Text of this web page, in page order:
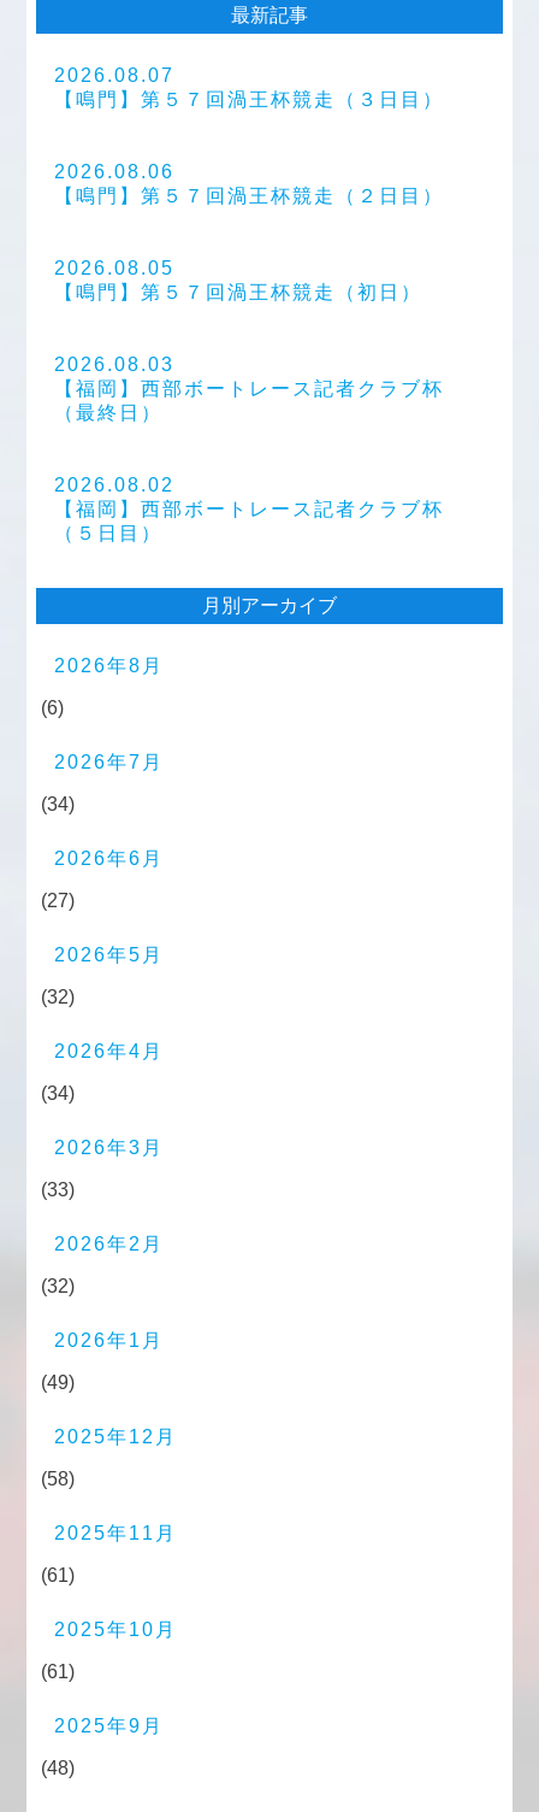
最新記事
2026.08.07
【鳴門】第５７回渦王杯競走（３日目）
2026.08.06
【鳴門】第５７回渦王杯競走（２日目）
2026.08.05
【鳴門】第５７回渦王杯競走（初日）
2026.08.03
【福岡】西部ボートレース記者クラブ杯
（最終日）
2026.08.02
【福岡】西部ボートレース記者クラブ杯
（５日目）
月別アーカイブ
2026年8月
(6)
2026年7月
(34)
2026年6月
(27)
2026年5月
(32)
2026年4月
(34)
2026年3月
(33)
2026年2月
(32)
2026年1月
(49)
2025年12月
(58)
2025年11月
(61)
2025年10月
(61)
2025年9月
(48)